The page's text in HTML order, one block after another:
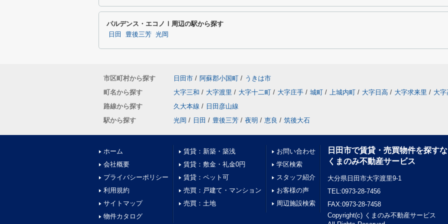
パルデンス・エコノⅠ周辺の駅から探す
日田 豊後三芳 光岡
市区町村から探す 日田市 / 阿蘇郡小国町 / うきは市
町名から探す
大字三和 / 大字渡里 / 大字十二町 / 大字庄手 / 城町 / 上城内町 / 大字日高 / 大字求来里 / 大
路線から探す
久大本線 / 日田彦山線
駅から探す
光岡 / 日田 / 豊後三芳 / 夜明 / 恵良 / 筑後大石
ホーム
会社概要
プライバシーポリシー
利用規約
サイトマップ
物件カタログ
賃貸：新築・築浅
賃貸：敷金・礼金0円
賃貸：ペット可
売買：戸建て・マンション
売買：土地
お問い合わせ
学区検索
スタッフ紹介
お客様の声
周辺施設検索
日田市で賃貸・売買物件を探す
くまのみ不動産サービス
大分県日田市大字渡里9-1
TEL:0973-28-7456
FAX:0973-28-7458
Copyright(c) くまのみ不動産サービス